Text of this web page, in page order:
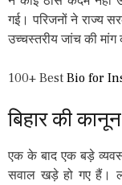
गई। परिजनों ने राज्य
उच्चस्तरीय जांच की मांग
100+ Best Bio for
बिहार की
एक के बाद एक बड़े
सवाल खड़े हो गए हैं।